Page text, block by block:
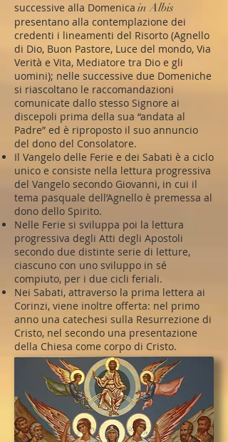
successive alla Domenica in Albis
presentano alla contemplazione dei
credenti i lineamenti del Risorto (Agnello
di Dio, Buon Pastore, Luce del mondo, Via
Verità e Vita, Mediatore tra Dio e gli
uomini); nelle successive due Domeniche
si riascoltano le raccomandazioni
comunicate dallo stesso Signore ai
discepoli prima della sua “andata al
Padre” ed è riproposto il suo annuncio
del dono del Consolatore.
Il Vangelo delle Ferie e dei Sabati è a ciclo
unico e consiste nella lettura progressiva
del Vangelo secondo Giovanni, in cui il
tema pasquale dell’Agnello è premessa al
dono dello Spirito.
Nelle Ferie si sviluppa poi la lettura
progressiva degli Atti degli Apostoli
secondo due distinte serie di letture,
ciascuno con uno sviluppo in sé
compiuto, per i due cicli feriali.
Nei Sabati, attraverso la prima lettera ai
Corinzi, viene inoltre offerta: nel primo
anno una catechesi sulla Resurrezione di
Cristo, nel secondo una presentazione
della Chiesa come corpo di Cristo.